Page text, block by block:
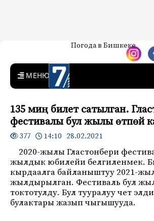
7-канал.
Кыргызстан
Жаңылыктар — Кыргызстан
Погода в Бишкеке
MENU
135 миң билет сатылган.
фестивалы бул жылы өтпөй
377 14:10 28.02.2021
2020-жылы Гластонбери
жылдык юбилейи белгиленмек.
кырдаалга байланыштуу 2021-
жылдырылган. Фестиваль бул
токтотулду. Бул тууралуу чет
булактары жазып чыгышууда.